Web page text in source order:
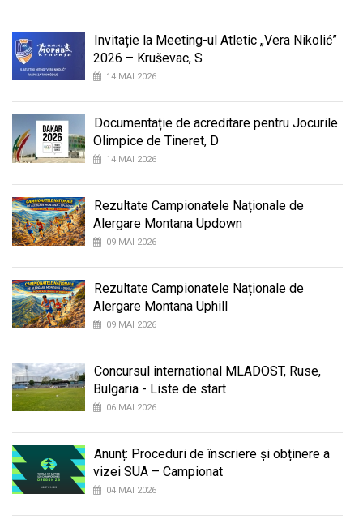
Invitație la Meeting-ul Atletic „Vera Nikolić”
2026 – Kruševac, S
14 MAI 2026
Documentație de acreditare pentru Jocurile
Olimpice de Tineret, D
14 MAI 2026
Rezultate Campionatele Naționale de
Alergare Montana Updown
09 MAI 2026
Rezultate Campionatele Naționale de
Alergare Montana Uphill
09 MAI 2026
Concursul international MLADOST, Ruse,
Bulgaria - Liste de start
06 MAI 2026
Anunț: Proceduri de înscriere și obținere a
vizei SUA – Campionat
04 MAI 2026